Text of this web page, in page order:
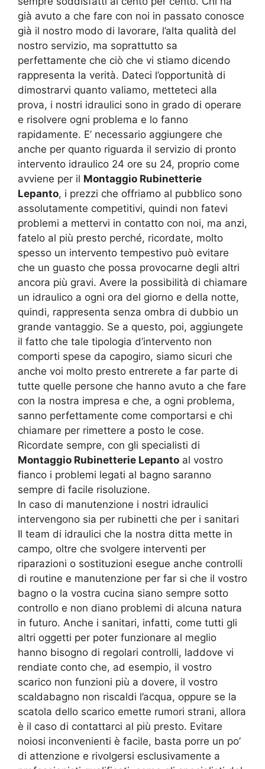
già avuto a che fare con noi in passato conosce
già il nostro modo di lavorare, l’alta qualità del
nostro servizio, ma soprattutto sa
perfettamente che ciò che vi stiamo dicendo
rappresenta la verità. Dateci l’opportunità di
dimostrarvi quanto valiamo, metteteci alla
prova, i nostri idraulici sono in grado di operare
e risolvere ogni problema e lo fanno
rapidamente. E’ necessario aggiungere che
anche per quanto riguarda il servizio di pronto
intervento idraulico 24 ore su 24, proprio come
avviene per il Montaggio Rubinetterie
Lepanto, i prezzi che offriamo al pubblico sono
assolutamente competitivi, quindi non fatevi
problemi a mettervi in contatto con noi, ma anzi,
fatelo al più presto perché, ricordate, molto
spesso un intervento tempestivo può evitare
che un guasto che possa provocarne degli altri
ancora più gravi. Avere la possibilità di chiamare
un idraulico a ogni ora del giorno e della notte,
quindi, rappresenta senza ombra di dubbio un
grande vantaggio. Se a questo, poi, aggiungete
il fatto che tale tipologia d’intervento non
comporti spese da capogiro, siamo sicuri che
anche voi molto presto entrerete a far parte di
tutte quelle persone che hanno avuto a che fare
con la nostra impresa e che, a ogni problema,
sanno perfettamente come comportarsi e chi
chiamare per rimettere a posto le cose.
Ricordate sempre, con gli specialisti di
Montaggio Rubinetterie Lepanto al vostro
fianco i problemi legati al bagno saranno
sempre di facile risoluzione.
In caso di manutenzione i nostri idraulici
intervengono sia per rubinetti che per i sanitari
Il team di idraulici che la nostra ditta mette in
campo, oltre che svolgere interventi per
riparazioni o sostituzioni esegue anche controlli
di routine e manutenzione per far si che il vostro
bagno o la vostra cucina siano sempre sotto
controllo e non diano problemi di alcuna natura
in futuro. Anche i sanitari, infatti, come tutti gli
altri oggetti per poter funzionare al meglio
hanno bisogno di regolari controlli, laddove vi
rendiate conto che, ad esempio, il vostro
scarico non funzioni più a dovere, il vostro
scaldabagno non riscaldi l’acqua, oppure se la
scatola dello scarico emette rumori strani, allora
è il caso di contattarci al più presto. Evitare
noiosi inconvenienti è facile, basta porre un po’
di attenzione e rivolgersi esclusivamente a